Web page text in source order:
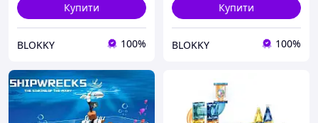
Купити
BLOKKY 100%
Купити
BLOKKY 100%